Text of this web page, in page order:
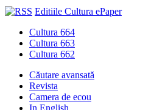
Editiile Cultura ePaper
Cultura 664
Cultura 663
Cultura 662
Căutare avansată
Revista
Camera de ecou